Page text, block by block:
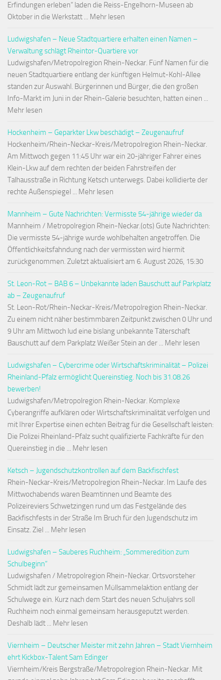
Erfindungen erleben“ laden die Reiss-Engelhorn-Museen ab
Oktober in die Werkstatt ... Mehr lesen
Ludwigshafen – Neue Stadtquartiere erhalten einen Namen –
Verwaltung schlägt Rheintor-Quartiere vor
Ludwigshafen/Metropolregion Rhein-Neckar. Fünf Namen für die
neuen Stadtquartiere entlang der künftigen Helmut-Kohl-Allee
standen zur Auswahl. Bürgerinnen und Bürger, die den großen
Info-Markt im Juni in der Rhein-Galerie besuchten, hatten einen ...
Mehr lesen
Hockenheim – Geparkter Lkw beschädigt – Zeugenaufruf
Hockenheim/Rhein-Neckar-Kreis/Metropolregion Rhein-Neckar.
Am Mittwoch gegen 11:45 Uhr war ein 20-jähriger Fahrer eines
Klein-Lkw auf dem rechten der beiden Fahrstreifen der
Talhausstraße in Richtung Ketsch unterwegs. Dabei kollidierte der
rechte Außenspiegel ... Mehr lesen
Mannheim – Gute Nachrichten: Vermisste 54-jährige wieder da
Mannheim / Metropolregion Rhein-Neckar.(ots) Gute Nachrichten:
Die vermisste 54-jährige wurde wohlbehalten angetroffen. Die
Öffentlichkeitsfahndung nach der vermissten wird hiermit
zurückgenommen. Zuletzt aktualisiert am 6. August 2026, 15:30
St. Leon-Rot – BAB 6 – Unbekannte laden Bauschutt auf Parkplatz
ab – Zeugenaufruf
St. Leon-Rot/Rhein-Neckar-Kreis/Metropolregion Rhein-Neckar.
Zu einem nicht näher bestimmbaren Zeitpunkt zwischen 0 Uhr und
9 Uhr am Mittwoch lud eine bislang unbekannte Täterschaft
Bauschutt auf dem Parkplatz Weißer Stein an der ... Mehr lesen
Ludwigshafen – Cybercrime oder Wirtschaftskriminalität – Polizei
Rheinland-Pfalz ermöglicht Quereinstieg. Noch bis 31.08.26
bewerben!
Ludwigshafen/Metropolregion Rhein-Neckar. Komplexe
Cyberangriffe aufklären oder Wirtschaftskriminalität verfolgen und
mit Ihrer Expertise einen echten Beitrag für die Gesellschaft leisten:
Die Polizei Rheinland-Pfalz sucht qualifizierte Fachkräfte für den
Quereinstieg in die ... Mehr lesen
Ketsch – Jugendschutzkontrollen auf dem Backfischfest
Rhein-Neckar-Kreis/Metropolregion Rhein-Neckar. Im Laufe des
Mittwochabends waren Beamtinnen und Beamte des
Polizeireviers Schwetzingen rund um das Festgelände des
Backfischfests in der Straße Im Bruch für den Jugendschutz im
Einsatz. Ziel ... Mehr lesen
Ludwigshafen – Sauberes Ruchheim: „Sommeredition zum
Schulbeginn“
Ludwigshafen / Metropolregion Rhein-Neckar. Ortsvorsteher
Schmidt lädt zur gemeinsamen Müllsammelaktion entlang der
Schulwege ein. Kurz nach dem Start des neuen Schuljahrs soll
Ruchheim noch einmal gemeinsam herausgeputzt werden.
Deshalb lädt ... Mehr lesen
Viernheim – Deutscher Meister mit zehn Jahren – Stadt Viernheim
ehrt Kickbox-Talent Sam Edinger
Viernheim/Kreis Bergstraße/Metropolregion Rhein-Neckar. Mit